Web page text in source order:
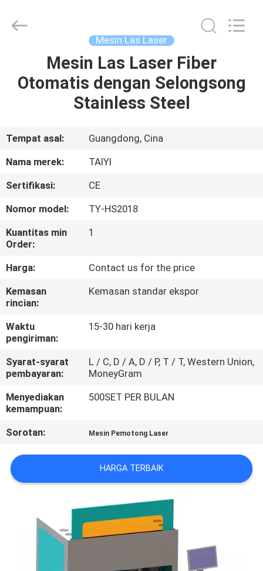
RUMAH
VIDEO
KAMI
TUR
PABRIK
HUBUNGI
KAMI
BERITA
LARUTAN
PRIVACY
POLICY
Company
Limited.
Mesin Las Laser
Mesin Las Laser Fiber
Otomatis dengan Selongsong
Stainless Steel
Tempat asal:
Guangdong, Cina
Nama merek:
TAIYI
Sertifikasi:
CE
Nomor model:
TY-HS2018
Kuantitas min
Order:
1
Harga:
Contact us for the price
Kemasan
rincian:
Kemasan standar ekspor
Waktu
pengiriman:
15-30 hari kerja
Syarat-syarat
pembayaran:
L / C, D / A, D / P, T / T, Western Union,
MoneyGram
Menyediakan
kemampuan:
500SET PER BULAN
Sorotan: Mesin Pemotong Laser
HARGA TERBAIK